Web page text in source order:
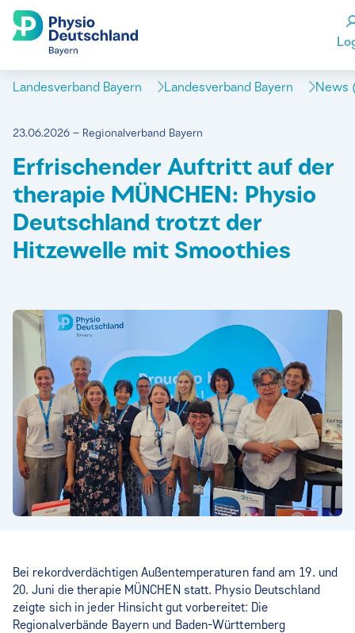
Landesverband Bayern Landesverband Bayern News
23.06.2026 – Regionalverband Bayern
Erfrischender Auftritt auf der
therapie MÜNCHEN: Physio
Deutschland trotzt der
Hitzewelle mit Smoothies
Bei rekordverdächtigen Außentemperaturen fand am 19. und
20. Juni die therapie MÜNCHEN statt. Physio Deutschland
zeigte sich in jeder Hinsicht gut vorbereitet: Die
Regionalverbände Bayern und Baden-Württemberg